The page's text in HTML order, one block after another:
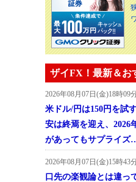
ザイFX！最新＆お
2026年08月07日(金)18時09
米ドル/円は150円を試
安は終焉を迎え、2026
があってもサプライズ
2026年08月07日(金)15時43
口先の楽観論とは違っ